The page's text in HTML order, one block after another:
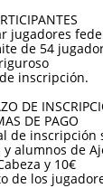
jugadores
de 54
riguroso
inscripción.
DE
DE PAGO
de inscripción
y alumnos de
y 10€
de los